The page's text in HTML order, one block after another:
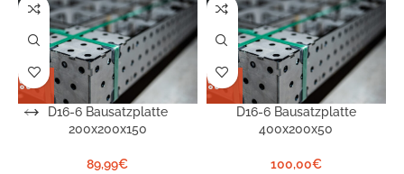
D16-6 Bausatzplatte
200x200x150
89,99€
D16-6 Bausatzplatte
400x200x50
100,00€